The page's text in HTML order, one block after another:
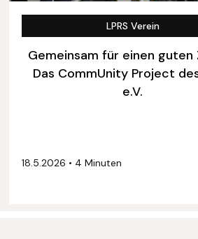
LPRS Verein
Gemeinsam für einen guten
Das CommUnity Project
e.V.
18.5.2026 • 4 Minuten